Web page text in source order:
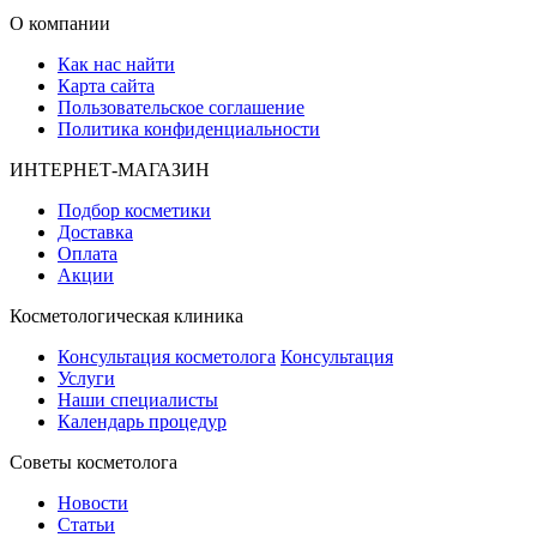
О компании
Как нас найти
Карта сайта
Пользовательское соглашение
Политика конфиденциальности
ИНТЕРНЕТ-МАГАЗИН
Подбор косметики
Доставка
Оплата
Акции
Косметологическая клиника
Консультация косметолога Консультация
Услуги
Наши специалисты
Календарь процедур
Cоветы косметолога
Новости
Статьи